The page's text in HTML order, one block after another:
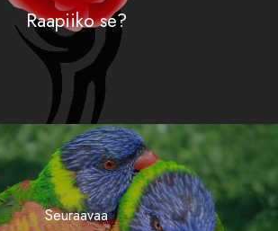
Raapiiko se?
Seuraavaa